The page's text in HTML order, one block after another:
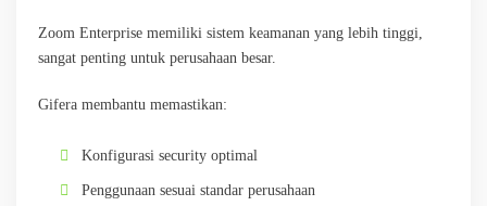
Zoom Enterprise memiliki sistem keamanan yang lebih tinggi,
sangat penting untuk perusahaan besar.
Gifera membantu memastikan:
Konfigurasi security optimal
Penggunaan sesuai standar perusahaan